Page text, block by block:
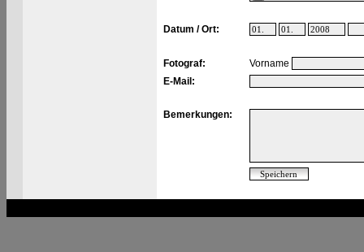
Datum / Ort:
Fotograf:
Vorname
E-Mail:
Bemerkungen: